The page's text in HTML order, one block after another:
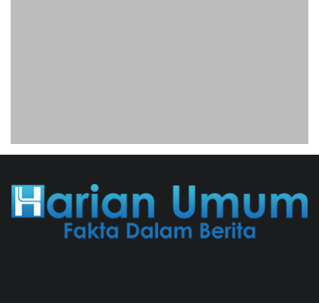
Dalam Makalah MBG Untuk Dapat